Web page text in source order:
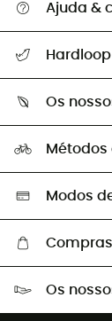
Ajuda &
Devoluções e
Guia de tamanhos
Trocas &
Hardloop
Os nossos
Os
Seleção eco-
Modos
Devoluções
Os